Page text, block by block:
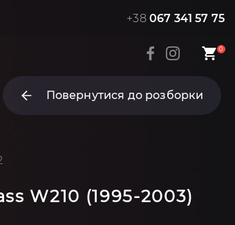
+38 067 341 57 75
0
Повернутися до розборки
W210 (1995-2003)